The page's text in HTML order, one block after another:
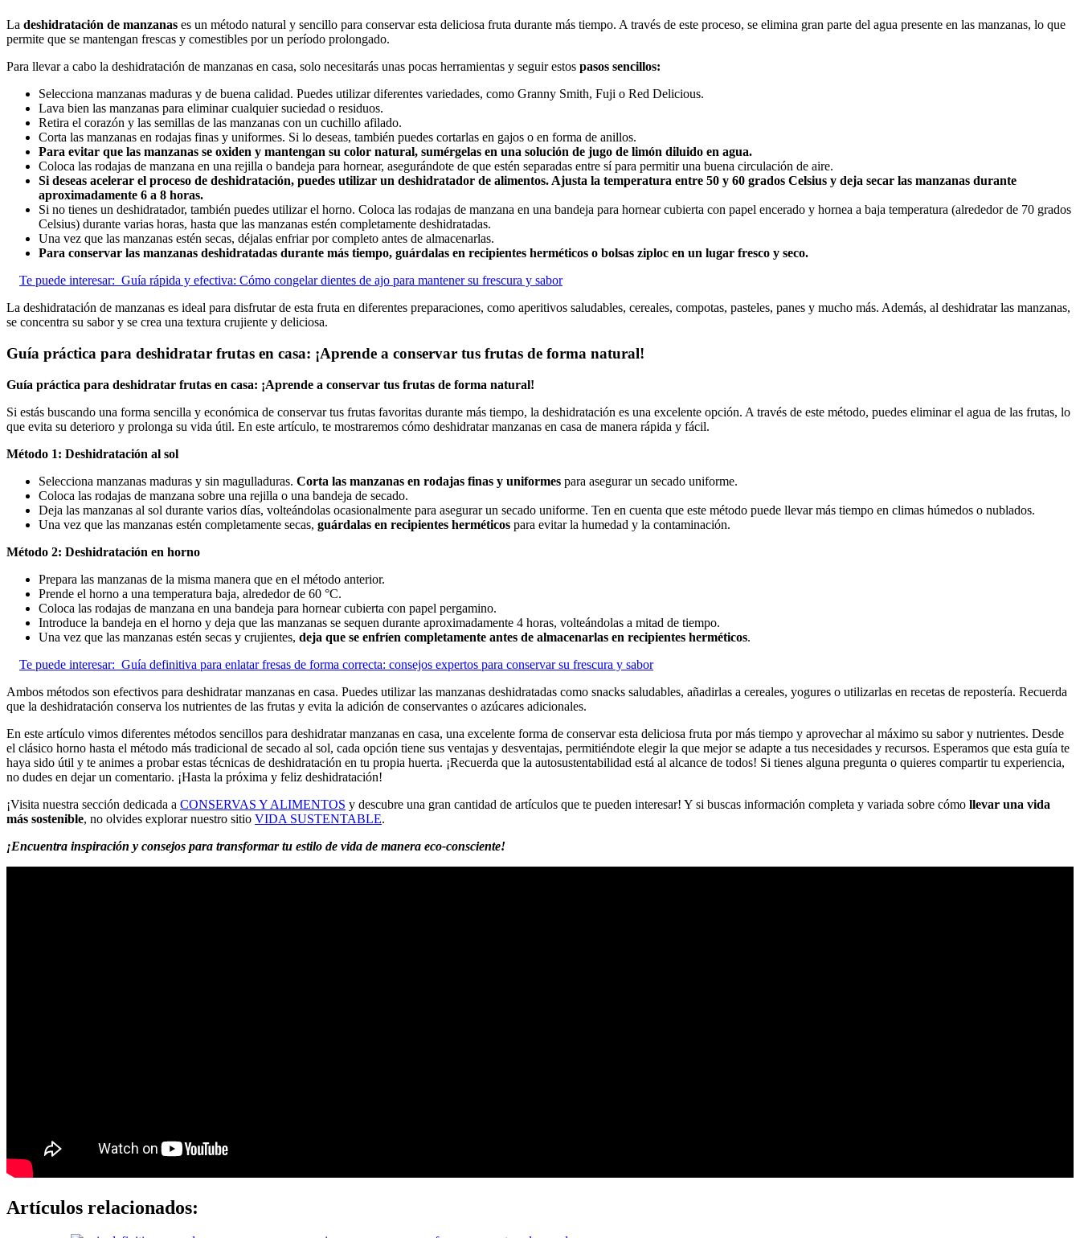
La deshidratación de manzanas es un método natural y sencillo para conservar esta deliciosa fruta durante más tiempo. A través de este proceso, se elimina gran parte del agua presente en las manzanas, lo que
permite que se mantengan frescas y comestibles por un período prolongado.
Para llevar a cabo la deshidratación de manzanas en casa, solo necesitarás unas pocas herramientas y seguir estos pasos sencillos:
Selecciona manzanas maduras y de buena calidad. Puedes utilizar diferentes variedades, como Granny Smith, Fuji o Red Delicious.
Lava bien las manzanas para eliminar cualquier suciedad o residuos.
Retira el corazón y las semillas de las manzanas con un cuchillo afilado.
Corta las manzanas en rodajas finas y uniformes. Si lo deseas, también puedes cortarlas en gajos o en forma de anillos.
Para evitar que las manzanas se oxiden y mantengan su color natural, sumérgelas en una solución de jugo de limón diluido en agua.
Coloca las rodajas de manzana en una rejilla o bandeja para hornear, asegurándote de que estén separadas entre sí para permitir una buena circulación de aire.
Si deseas acelerar el proceso de deshidratación, puedes utilizar un deshidratador de alimentos. Ajusta la temperatura entre 50 y 60 grados Celsius y deja secar las manzanas durante
aproximadamente 6 a 8 horas.
Si no tienes un deshidratador, también puedes utilizar el horno. Coloca las rodajas de manzana en una bandeja para hornear cubierta con papel encerado y hornea a baja temperatura (alrededor de 70 grados
Celsius) durante varias horas, hasta que las manzanas estén completamente deshidratadas.
Una vez que las manzanas estén secas, déjalas enfriar por completo antes de almacenarlas.
Para conservar las manzanas deshidratadas durante más tiempo, guárdalas en recipientes herméticos o bolsas ziploc en un lugar fresco y seco.
Te puede interesar: Guía rápida y efectiva: Cómo congelar dientes de ajo para mantener su frescura y sabor
La deshidratación de manzanas es ideal para disfrutar de esta fruta en diferentes preparaciones, como aperitivos saludables, cereales, compotas, pasteles, panes y mucho más. Además, al deshidratar las manzanas,
se concentra su sabor y se crea una textura crujiente y deliciosa.
Guía práctica para deshidratar frutas en casa: ¡Aprende a conservar tus frutas de forma natural!
Guía práctica para deshidratar frutas en casa: ¡Aprende a conservar tus frutas de forma natural!
Si estás buscando una forma sencilla y económica de conservar tus frutas favoritas durante más tiempo, la deshidratación es una excelente opción. A través de este método, puedes eliminar el agua de las frutas, lo
que evita su deterioro y prolonga su vida útil. En este artículo, te mostraremos cómo deshidratar manzanas en casa de manera rápida y fácil.
Método 1: Deshidratación al sol
Selecciona manzanas maduras y sin magulladuras. Corta las manzanas en rodajas finas y uniformes para asegurar un secado uniforme.
Coloca las rodajas de manzana sobre una rejilla o una bandeja de secado.
Deja las manzanas al sol durante varios días, volteándolas ocasionalmente para asegurar un secado uniforme. Ten en cuenta que este método puede llevar más tiempo en climas húmedos o nublados.
Una vez que las manzanas estén completamente secas, guárdalas en recipientes herméticos para evitar la humedad y la contaminación.
Método 2: Deshidratación en horno
Prepara las manzanas de la misma manera que en el método anterior.
Prende el horno a una temperatura baja, alrededor de 60 °C.
Coloca las rodajas de manzana en una bandeja para hornear cubierta con papel pergamino.
Introduce la bandeja en el horno y deja que las manzanas se sequen durante aproximadamente 4 horas, volteándolas a mitad de tiempo.
Una vez que las manzanas estén secas y crujientes, deja que se enfríen completamente antes de almacenarlas en recipientes herméticos.
Te puede interesar: Guía definitiva para enlatar fresas de forma correcta: consejos expertos para conservar su frescura y sabor
Ambos métodos son efectivos para deshidratar manzanas en casa. Puedes utilizar las manzanas deshidratadas como snacks saludables, añadirlas a cereales, yogures o utilizarlas en recetas de repostería. Recuerda
que la deshidratación conserva los nutrientes de las frutas y evita la adición de conservantes o azúcares adicionales.
En este artículo vimos diferentes métodos sencillos para deshidratar manzanas en casa, una excelente forma de conservar esta deliciosa fruta por más tiempo y aprovechar al máximo su sabor y nutrientes. Desde
el clásico horno hasta el método más tradicional de secado al sol, cada opción tiene sus ventajas y desventajas, permitiéndote elegir la que mejor se adapte a tus necesidades y recursos. Esperamos que esta guía te
haya sido útil y te animes a probar estas técnicas de deshidratación en tu propia huerta. ¡Recuerda que la autosustentabilidad está al alcance de todos! Si tienes alguna pregunta o quieres compartir tu experiencia,
no dudes en dejar un comentario. ¡Hasta la próxima y feliz deshidratación!
¡Visita nuestra sección dedicada a CONSERVAS Y ALIMENTOS y descubre una gran cantidad de artículos que te pueden interesar! Y si buscas información completa y variada sobre cómo llevar una vida
más sostenible, no olvides explorar nuestro sitio VIDA SUSTENTABLE.
¡Encuentra inspiración y consejos para transformar tu estilo de vida de manera eco-consciente!
Artículos relacionados: